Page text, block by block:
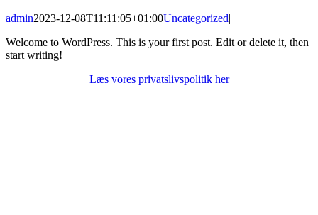
admin2023-12-08T11:11:05+01:00Uncategorized|
Welcome to WordPress. This is your first post. Edit or delete it, then
start writing!
Læs vores privatslivspolitik her